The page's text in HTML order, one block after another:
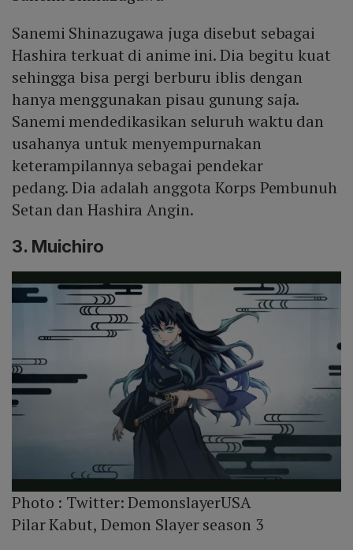
Sanemi Shinazugawa juga disebut sebagai
Hashira terkuat di anime ini. Dia begitu kuat
sehingga bisa pergi berburu iblis dengan
hanya menggunakan pisau gunung saja.
Sanemi mendedikasikan seluruh waktu dan
usahanya untuk menyempurnakan
keterampilannya sebagai pendekar
pedang. Dia adalah anggota Korps Pembunuh
Setan dan Hashira Angin.
3. Muichiro
Photo : Twitter: DemonslayerUSA
Pilar Kabut, Demon Slayer season 3